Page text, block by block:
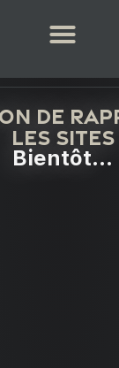
de
les sites
Bientôt...